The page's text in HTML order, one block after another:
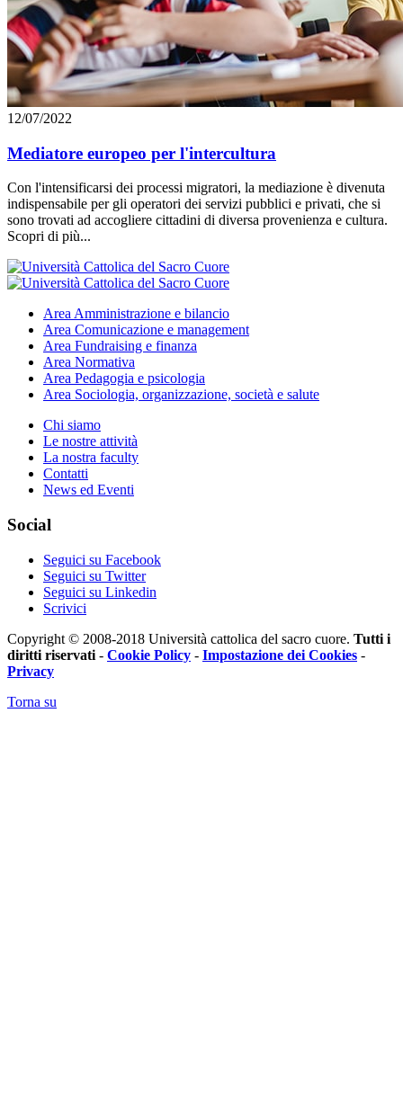
12/07/2022
Mediatore europeo per l'intercultura
Con l'intensificarsi dei processi migratori, la mediazione è divenuta
indispensabile per gli operatori dei servizi pubblici e privati, che si
sono trovati ad accogliere cittadini di diversa provenienza e cultura.
Scopri di più...
AreaAmministrazione e bilancio
Area Comunicazione e management
Area Fundraising e finanza
Area Normativa
Area Pedagogia e psicologia
Area Sociologia, organizzazione, società e salute
Chi siamo
Le nostre attività
La nostra faculty
Contatti
News ed Eventi
Social
Seguici su Facebook
Seguici su Twitter
Seguici su Linkedin
Scrivici
Copyright © 2008-2018 Università cattolica del sacro cuore. Tutti i
diritti riservati - Cookie Policy - Impostazione dei Cookies -
Privacy
Torna su